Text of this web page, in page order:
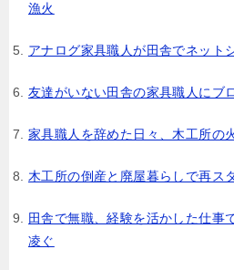
漁火
アナログ家具職人が田舎でネット
友達がいない田舎の家具職人にブ
家具職人を辞めた日々、木工所の
木工所の倒産と廃屋暮らしで再ス
田舎で無職、経験を活かした仕事
凌ぐ